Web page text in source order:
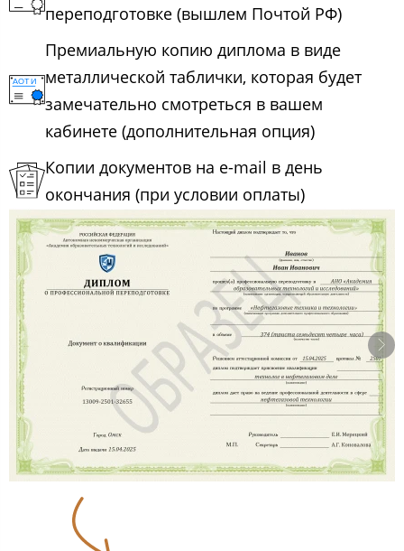
переподготовке (вышлем Почтой РФ)
Премиальную копию диплома в виде
металлической таблички, которая будет
замечательно смотреться в вашем
кабинете (дополнительная опция)
Копии документов на e-mail в день
окончания (при условии оплаты)